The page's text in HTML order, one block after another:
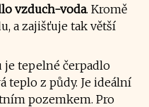
vzduch-voda. Kromě
a zajišťuje tak větší
tepelné čerpadlo
teplo z půdy. Je ideální
pozemkem. Pro